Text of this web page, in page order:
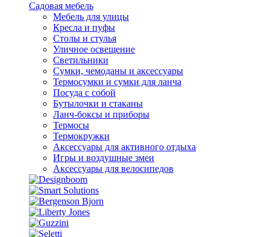
Садовая мебель
Мебель для улицы
Кресла и пуфы
Столы и стулья
Уличное освещение
Светильники
Сумки, чемоданы и аксессуары
Термосумки и сумки для ланча
Посуда с собой
Бутылочки и стаканы
Ланч-боксы и приборы
Термосы
Термокружки
Аксессуары для активного отдыха
Игры и воздушные змеи
Аксессуары для велосипедов